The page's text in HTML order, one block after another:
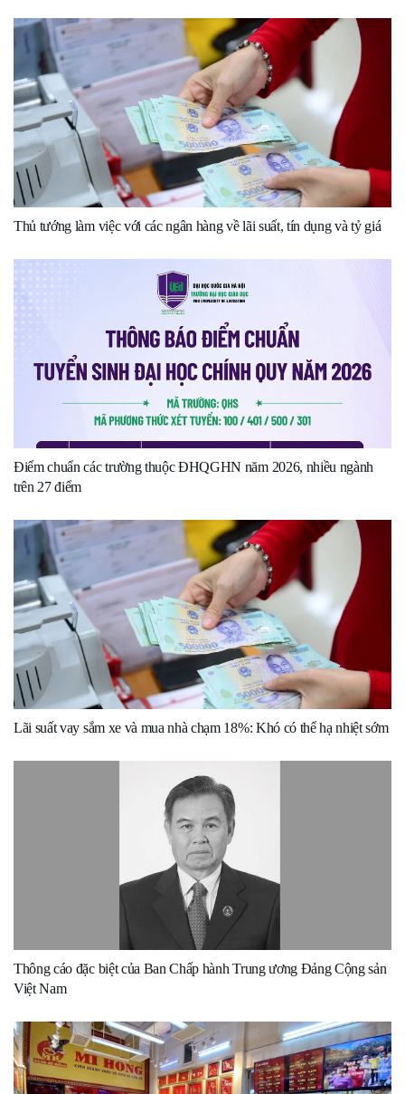
Thủ tướng làm việc với các ngân hàng về lãi suất, tín dụng và tỷ giá
Điểm chuẩn các trường thuộc ĐHQGHN năm 2026, nhiều ngành
trên 27 điểm
Lãi suất vay sắm xe và mua nhà chạm 18%: Khó có thể hạ nhiệt sớm
Thông cáo đặc biệt của Ban Chấp hành Trung ương Đảng Cộng sản
Việt Nam